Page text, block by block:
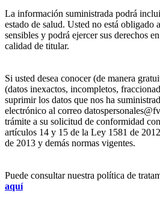
La información suministrada podrá
estado de salud. Usted no está obligado
sensibles y podrá ejercer sus derechos
calidad de titular.
Si usted desea conocer (de manera
(datos inexactos, incompletos,
suprimir los datos que nos ha
electrónico al correo
trámite a su solicitud de conformidad
artículos 14 y 15 de la Ley 1581 de
de 2013 y demás normas vigentes.
Puede consultar nuestra política de
aquí